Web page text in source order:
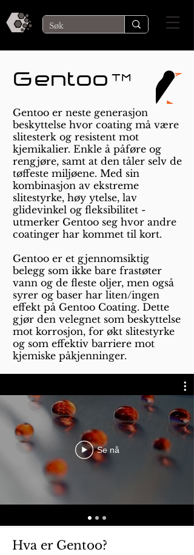
Gentoo ™
Gentoo er neste generasjon
beskyttelse hvor coating må være
slitesterk og resistent mot
kjemikalier. Enkle å påføre og
rengjøre, samt at den tåler selv de
tøffeste miljøene. Med sin
kombinasjon av ekstreme
slitestyrke, høy ytelse, lav
glidevinkel og fleksibilitet -
utmerker Gentoo seg hvor andre
coatinger har kommet til kort.
Gentoo er et gjennomsiktig
belegg som ikke bare frastøter
vann og de fleste oljer, men også
syrer og baser har liten/ingen
effekt på Gentoo Coating. Dette
gjør den velegnet som beskyttelse
mot korrosjon, for økt slitestyrke
og som effektiv barriere mot
kjemiske påkjenninger.
Se nå
Hva er Gentoo?